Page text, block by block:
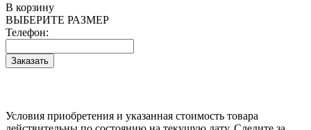
В корзину
ВЫБЕРИТЕ РАЗМЕР
Телефон:
Заказать
Условия приобретения и указанная стоимость товара